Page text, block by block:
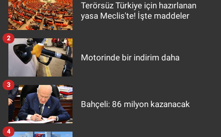
Terörsüz Türkiye için hazırlanan
yasa Meclis'te! İşte maddeler
Motorinde bir indirim daha
2
Bahçeli: 86 milyon kazanacak
3
4